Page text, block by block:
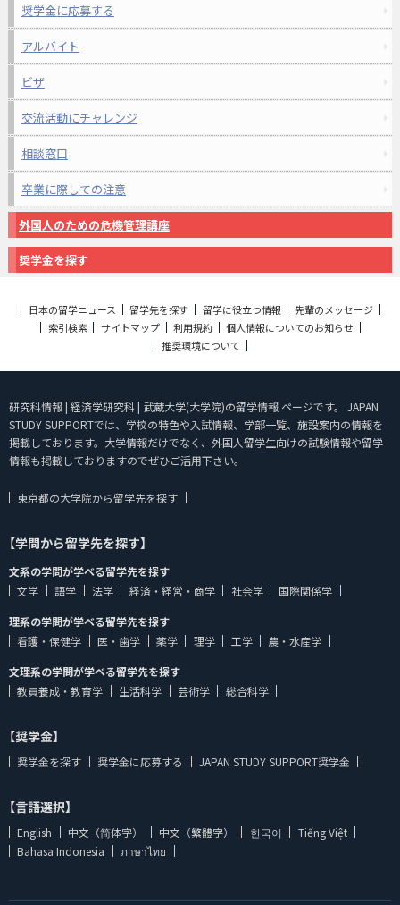
奨学金に応募する
アルバイト
ビザ
交流活動にチャレンジ
相談窓口
卒業に際しての注意
外国人のための危機管理講座
奨学金を探す
日本の留学ニュース 留学先を探す 留学に役立つ情報
先輩のメッセージ
索引検索
サイトマップ 利用規約
個人情報についてのお知らせ
推奨環境について
研究科情報 | 経済学研究科 | 武蔵大学(大学院)の留学情報 ページです。 JAPAN
STUDY SUPPORTでは、学校の特色や入試情報、学部一覧、施設案内の情報を
掲載しております。大学情報だけでなく、外国人留学生向けの試験情報や留学
情報も掲載しておりますのでぜひご活用下さい。
東京都の大学院から留学先を探す
【学問から留学先を探す】
文系の学問が学べる留学先を探す
文学
語学 法学 経済・経営・商学 社会学
国際関係学
理系の学問が学べる留学先を探す
看護・保健学
医・歯学 薬学 理学 工学
農・水産学
文理系の学問が学べる留学先を探す
教員養成・教育学
生活科学 芸術学 総合科学
【奨学金】
奨学金を探す 奨学金に応募する JAPAN STUDY SUPPORT奨学金
【言語選択】
English 中文（简体字） 中文（繁體字） 한국어
Tiếng Việt
Bahasa Indonesia
ภาษาไทย